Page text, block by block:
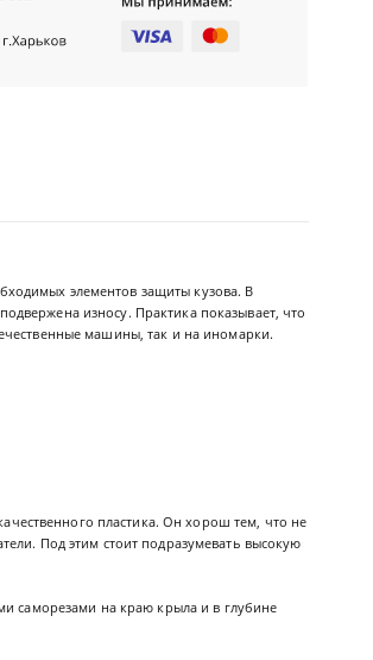
элементов защиты кузова. В
износу. Практика показывает, что
машины, так и на иномарки.
пластика. Он хорош тем, что не
Под этим стоит подразумевать высокую
саморезами на краю крыла и в глубине